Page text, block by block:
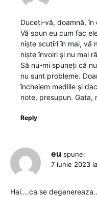
Duceți-vă, doamnă,
Vă spun eu cum fac
niște scutiri în mai, vă
niște învoiri și nu mai
Să nu-mi spuneți că
nu sunt probleme.
încheiem mediile și
note, presupun. Gata,
Reply
eu spune:
7 iunie 2023
Hai….ca se